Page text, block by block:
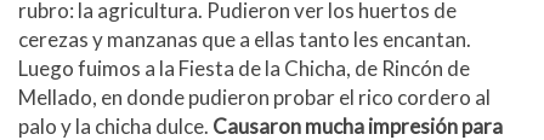
rubro: la agricultura. Pudieron ver los huertos de
cerezas y manzanas que a ellas tanto les encantan.
Luego fuimos a la Fiesta de la Chicha, de Rincón de
Mellado, en donde pudieron probar el rico cordero al
palo y la chicha dulce. Causaron mucha impresión para